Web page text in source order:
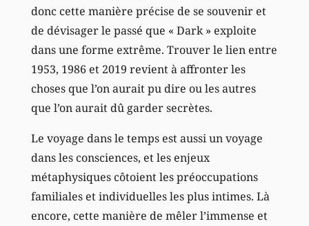
donc cette manière précise de se souvenir et
de dévisager le passé que « Dark » exploite
dans une forme extrême. Trouver le lien entre
1953, 1986 et 2019 revient à affronter les
choses que l’on aurait pu dire ou les autres
que l’on aurait dû garder secrètes.
Le voyage dans le temps est aussi un voyage
dans les consciences, et les enjeux
métaphysiques côtoient les préoccupations
familiales et individuelles les plus intimes. Là
encore, cette manière de mêler l’immense et